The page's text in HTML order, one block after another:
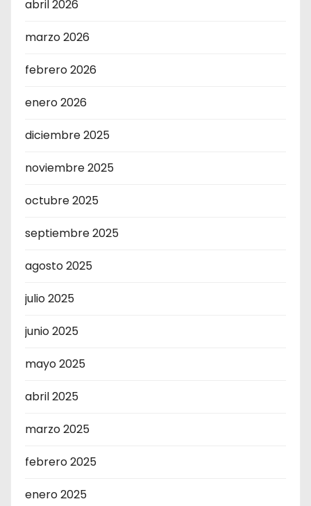
abril 2026
marzo 2026
febrero 2026
enero 2026
diciembre 2025
noviembre 2025
octubre 2025
septiembre 2025
agosto 2025
julio 2025
junio 2025
mayo 2025
abril 2025
marzo 2025
febrero 2025
enero 2025